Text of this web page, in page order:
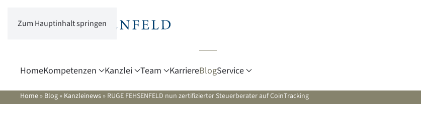
Zum Hauptinhalt springen
HomeKompetenzen Kanzlei Team KarriereBlogService
Home » Blog » Kanzleinews » RUGE FEHSENFELD nun zertifizierter Steuerberater auf CoinTracking